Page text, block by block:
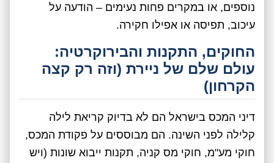
נוספים, או במקרים פחות נעימים – הודעה על
עיכוב, תפיסה או אפילו חקירה.
החוקים, התקנות והבירוקרטיה:
עולם שלם של ניירת (וזה רק קצה
הקרחון)
דיני המכס בישראל הם לא בדיוק קריאת לילה
קלילה לפני השינה. הם מבוססים על פקודת המכס,
חוקי מע"מ, חוקי מס קניה, תקנות ייבוא שונות (ויש